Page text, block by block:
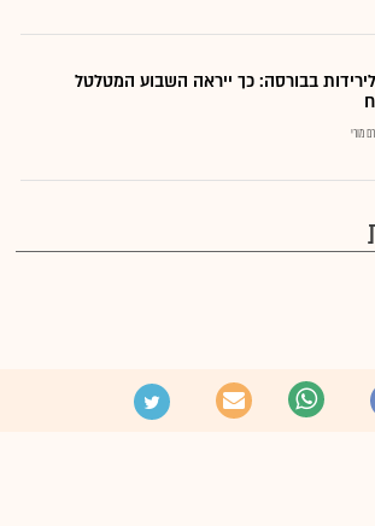
לירידות בבורסה: כך ייראה השבוע המטלטל
רם מורי